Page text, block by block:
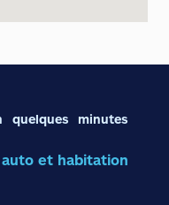
quelques minutes
et habitation